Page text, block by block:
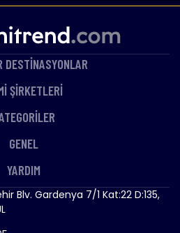
DESTİNASYONLAR
ŞİRKETLERİ
GENEL
YARDIM
Blv. Gardenya 7/1 Kat:22 D:135,